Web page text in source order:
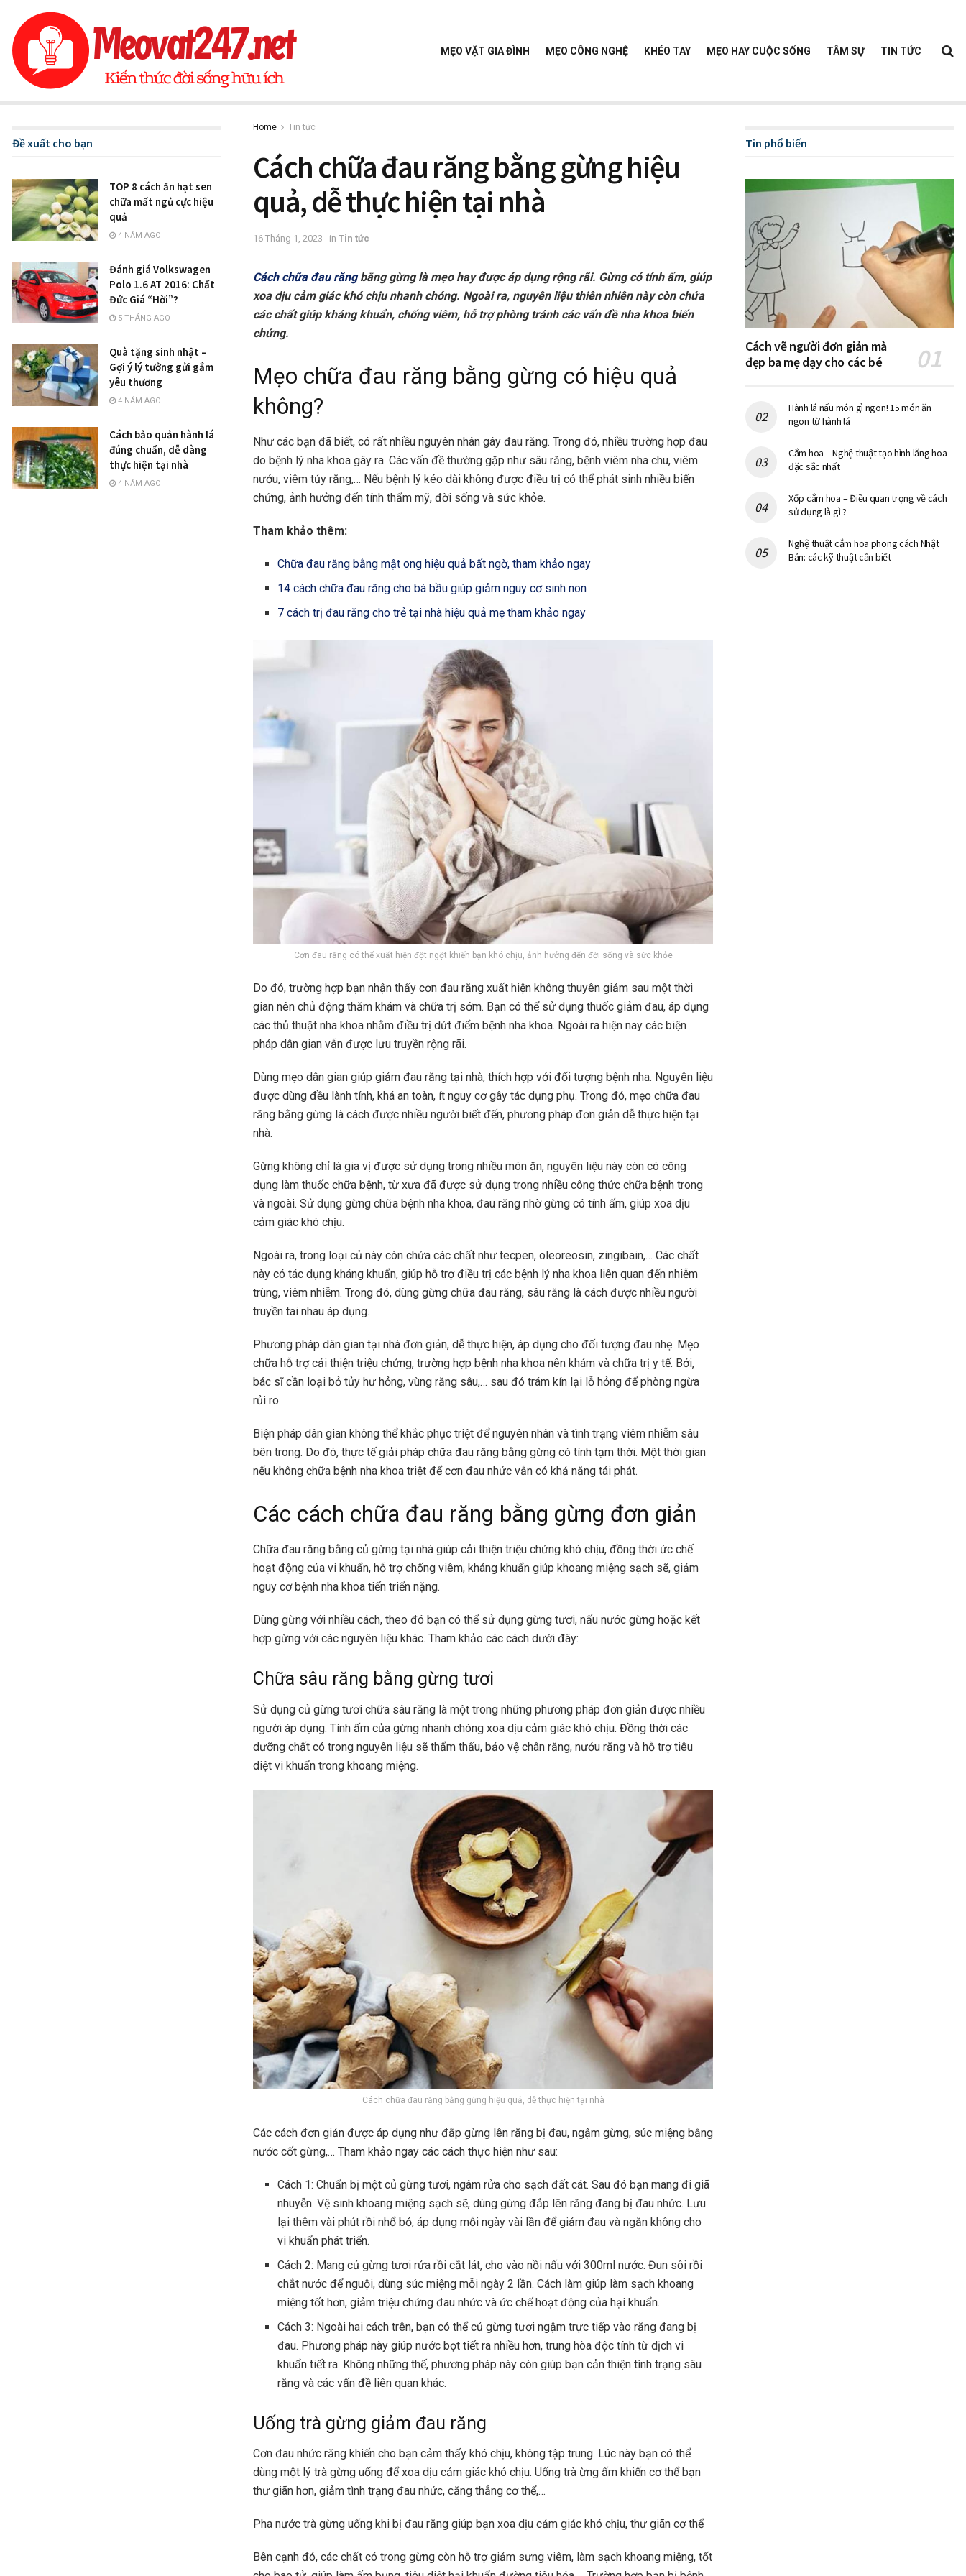
MẸO VẶT GIA ĐÌNH MẸO CÔNG NGHỆ KHÉO TAY MẸO HAY CUỘC SỐNG TÂM SỰ TIN TỨC
Home Tin tức
Cách chữa đau răng bằng gừng hiệu
quả, dễ thực hiện tại nhà
16 Tháng 1, 2023 in Tin tức
Cách chữa đau răngbằng gừng là mẹo hay được áp dụng rộng rãi. Gừng có tính ấm, giúp
xoa dịu cảm giác khó chịu nhanh chóng. Ngoài ra, nguyên liệu thiên nhiên này còn chứa
các chất giúp kháng khuẩn, chống viêm, hỗ trợ phòng tránh các vấn đề nha khoa biến
chứng.
Mẹo chữa đau răng bằng gừng có hiệu quả
không?
Như các bạn đã biết, có rất nhiều nguyên nhân gây đau răng. Trong đó, nhiều trường hợp đau
do bệnh lý nha khoa gây ra. Các vấn đề thường gặp như sâu răng, bệnh viêm nha chu, viêm
nướu, viêm tủy răng,… Nếu bệnh lý kéo dài không được điều trị có thể phát sinh nhiều biến
chứng, ảnh hưởng đến tính thẩm mỹ, đời sống và sức khỏe.
Tham khảo thêm:
Chữa đau răng bằng mật ong hiệu quả bất ngờ, tham khảo ngay
14 cách chữa đau răng cho bà bầu giúp giảm nguy cơ sinh non
7 cách trị đau răng cho trẻ tại nhà hiệu quả mẹ tham khảo ngay
Cơn đau răng có thể xuất hiện đột ngột khiến bạn khó chịu, ảnh hưởng đến đời sống và sức khỏe
Do đó, trường hợp bạn nhận thấy cơn đau răng xuất hiện không thuyên giảm sau một thời
gian nên chủ động thăm khám và chữa trị sớm. Bạn có thể sử dụng thuốc giảm đau, áp dụng
các thủ thuật nha khoa nhằm điều trị dứt điểm bệnh nha khoa. Ngoài ra hiện nay các biện
pháp dân gian vẫn được lưu truyền rộng rãi.
Dùng mẹo dân gian giúp giảm đau răng tại nhà, thích hợp với đối tượng bệnh nha. Nguyên liệu
được dùng đều lành tính, khá an toàn, ít nguy cơ gây tác dụng phụ. Trong đó, mẹo chữa đau
răng bằng gừng là cách được nhiều người biết đến, phương pháp đơn giản dễ thực hiện tại
nhà.
Gừng không chỉ là gia vị được sử dụng trong nhiều món ăn, nguyên liệu này còn có công
dụng làm thuốc chữa bệnh, từ xưa đã được sử dụng trong nhiều công thức chữa bệnh trong
và ngoài. Sử dụng gừng chữa bệnh nha khoa, đau răng nhờ gừng có tính ấm, giúp xoa dịu
cảm giác khó chịu.
Ngoài ra, trong loại củ này còn chứa các chất như tecpen, oleoreosin, zingibain,… Các chất
này có tác dụng kháng khuẩn, giúp hỗ trợ điều trị các bệnh lý nha khoa liên quan đến nhiễm
trùng, viêm nhiễm. Trong đó, dùng gừng chữa đau răng, sâu răng là cách được nhiều người
truyền tai nhau áp dụng.
Phương pháp dân gian tại nhà đơn giản, dễ thực hiện, áp dụng cho đối tượng đau nhẹ. Mẹo
chữa hỗ trợ cải thiện triệu chứng, trường hợp bệnh nha khoa nên khám và chữa trị y tế. Bởi,
bác sĩ cần loại bỏ tủy hư hỏng, vùng răng sâu,… sau đó trám kín lại lỗ hỏng để phòng ngừa
rủi ro.
Biện pháp dân gian không thể khắc phục triệt để nguyên nhân và tình trạng viêm nhiễm sâu
bên trong. Do đó, thực tế giải pháp chữa đau răng bằng gừng có tính tạm thời. Một thời gian
nếu không chữa bệnh nha khoa triệt để cơn đau nhức vẫn có khả năng tái phát.
Các cách chữa đau răng bằng gừng đơn giản
Chữa đau răng bằng củ gừng tại nhà giúp cải thiện triệu chứng khó chịu, đồng thời ức chế
hoạt động của vi khuẩn, hỗ trợ chống viêm, kháng khuẩn giúp khoang miệng sạch sẽ, giảm
nguy cơ bệnh nha khoa tiến triển nặng.
Dùng gừng với nhiều cách, theo đó bạn có thể sử dụng gừng tươi, nấu nước gừng hoặc kết
hợp gừng với các nguyên liệu khác. Tham khảo các cách dưới đây:
Chữa sâu răng bằng gừng tươi
Sử dụng củ gừng tươi chữa sâu răng là một trong những phương pháp đơn giản được nhiều
người áp dụng. Tính ấm của gừng nhanh chóng xoa dịu cảm giác khó chịu. Đồng thời các
dưỡng chất có trong nguyên liệu sẽ thẩm thấu, bảo vệ chân răng, nướu răng và hỗ trợ tiêu
diệt vi khuẩn trong khoang miệng.
Cách chữa đau răng bằng gừng hiệu quả, dễ thực hiện tại nhà
Các cách đơn giản được áp dụng như đắp gừng lên răng bị đau, ngậm gừng, súc miệng bằng
nước cốt gừng,… Tham khảo ngay các cách thực hiện như sau:
Cách 1: Chuẩn bị một củ gừng tươi, ngâm rửa cho sạch đất cát. Sau đó bạn mang đi giã
nhuyễn. Vệ sinh khoang miệng sạch sẽ, dùng gừng đắp lên răng đang bị đau nhức. Lưu
lại thêm vài phút rồi nhổ bỏ, áp dụng mỗi ngày vài lần để giảm đau và ngăn không cho
vi khuẩn phát triển.
Cách 2: Mang củ gừng tươi rửa rồi cắt lát, cho vào nồi nấu với 300ml nước. Đun sôi rồi
chắt nước để nguội, dùng súc miệng mỗi ngày 2 lần. Cách làm giúp làm sạch khoang
miệng tốt hơn, giảm triệu chứng đau nhức và ức chế hoạt động của hại khuẩn.
Cách 3: Ngoài hai cách trên, bạn có thể củ gừng tươi ngậm trực tiếp vào răng đang bị
đau. Phương pháp này giúp nước bọt tiết ra nhiều hơn, trung hòa độc tính từ dịch vi
khuẩn tiết ra. Không những thế, phương pháp này còn giúp bạn cản thiện tình trạng sâu
răng và các vấn đề liên quan khác.
Uống trà gừng giảm đau răng
Cơn đau nhức răng khiến cho bạn cảm thấy khó chịu, không tập trung. Lúc này bạn có thể
dùng một lý trà gừng uống để xoa dịu cảm giác khó chịu. Uống trà ừng ấm khiến cơ thể bạn
thư giãn hơn, giảm tình trạng đau nhức, căng thẳng cơ thể,…
Pha nước trà gừng uống khi bị đau răng giúp bạn xoa dịu cảm giác khó chịu, thư giãn cơ thể
Bên cạnh đó, các chất có trong gừng còn hỗ trợ giảm sưng viêm, làm sạch khoang miệng, tốt
Đề xuất cho bạn
TOP 8 cách ăn hạt sen
chữa mất ngủ cực hiệu
quả
4 NĂM AGO
Đánh giá Volkswagen
Polo 1.6 AT 2016: Chất
Đức Giá “Hời”?
5 THÁNG AGO
Quà tặng sinh nhật –
Gợi ý lý tưởng gửi gắm
yêu thương
4 NĂM AGO
Cách bảo quản hành lá
đúng chuẩn, dễ dàng
thực hiện tại nhà
4 NĂM AGO
Tin phổ biến
Cách vẽ người đơn giản mà
đẹp ba mẹ dạy cho các bé
Hành lá nấu món gì ngon! 15 món ăn
ngon từ hành lá
Cắm hoa – Nghệ thuật tạo hình lẵng hoa
đặc sắc nhất
Xốp cắm hoa – Điều quan trọng về cách
sử dụng là gì ?
Nghệ thuật cắm hoa phong cách Nhật
Bản: các kỹ thuật cần biết